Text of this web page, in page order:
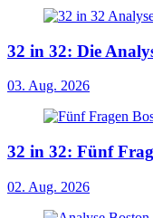
32 in 32: Die
03. Aug. 2026
32 in 32: Fünf
02. Aug. 2026